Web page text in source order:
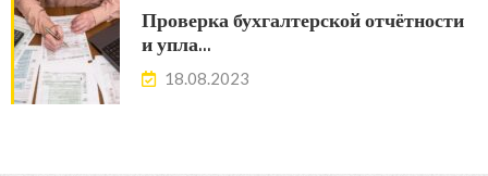
Проверка бухгалтерской отчётности
и упла…
18.08.2023